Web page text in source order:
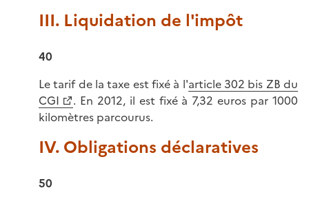
III. Liquidation de l'impôt
40
Le tarif de la taxe est fixé à l'article 302 bis ZB du
CGI
. En 2012, il est fixé à 7,32 euros par 1000
kilomètres parcourus.
IV. Obligations déclaratives
50